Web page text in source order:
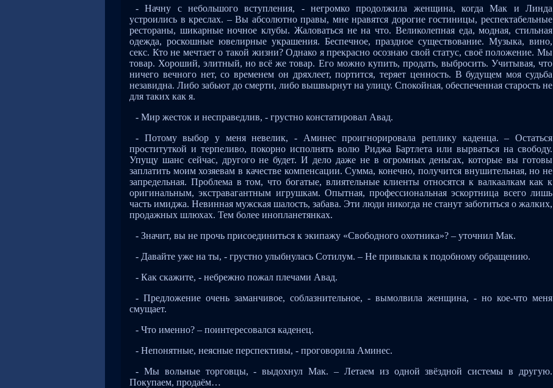
- Начну с небольшого вступления, - негромко продолжила женщина, когда Мак и Линда
устроились в креслах. – Вы абсолютно правы, мне нравятся дорогие гостиницы, респектабельные
рестораны, шикарные ночное клубы. Жаловаться не на что. Великолепная еда, модная, стильная
одежда, роскошные ювелирные украшения. Беспечное, праздное существование. Музыка, вино,
секс. Кто не мечтает о такой жизни? Однако я прекрасно осознаю свой статус, своё положение. Мы
товар. Хороший, элитный, но всё же товар. Его можно купить, продать, выбросить. Учитывая, что
ничего вечного нет, со временем он дряхлеет, портится, теряет ценность. В будущем моя судьба
незавидна. Либо забьют до смерти, либо вышвырнут на улицу. Спокойная, обеспеченная старость не
для таких как я.
- Мир жесток и несправедлив, - грустно констатировал Авад.
- Потому выбор у меня невелик, - Аминес проигнорировала реплику каденца. – Остаться
проституткой и терпеливо, покорно исполнять волю Риджа Бартлета или вырваться на свободу.
Упущу шанс сейчас, другого не будет. И дело даже не в огромных деньгах, которые вы готовы
заплатить моим хозяевам в качестве компенсации. Сумма, конечно, получится внушительная, но не
запредельная. Проблема в том, что богатые, влиятельные клиенты относятся к валкаалкам как к
оригинальным, экстравагантным игрушкам. Опытная, профессиональная эскортница всего лишь
часть имиджа. Невинная мужская шалость, забава. Эти люди никогда не станут заботиться о жалких,
продажных шлюхах. Тем более инопланетянках.
- Значит, вы не прочь присоединиться к экипажу «Свободного охотника»? – уточнил Мак.
- Давайте уже на ты, - грустно улыбнулась Сотилум. – Не привыкла к подобному обращению.
- Как скажите, - небрежно пожал плечами Авад.
- Предложение очень заманчивое, соблазнительное, - вымолвила женщина, - но кое-что меня
смущает.
- Что именно? – поинтересовался каденец.
- Непонятные, неясные перспективы, - проговорила Аминес.
- Мы вольные торговцы, - выдохнул Мак. – Летаем из одной звёздной системы в другую.
Покупаем, продаём…